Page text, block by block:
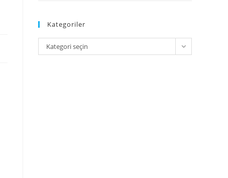
Kategoriler
Kategori seçin